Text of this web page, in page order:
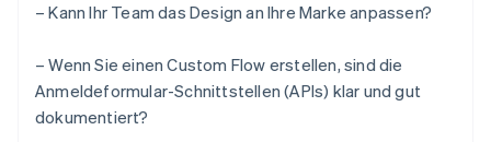
– Kann Ihr Team das Design an Ihre Marke anpassen?
– Wenn Sie einen Custom Flow erstellen, sind die
Anmeldeformular-Schnittstellen (APIs) klar und gut
dokumentiert?